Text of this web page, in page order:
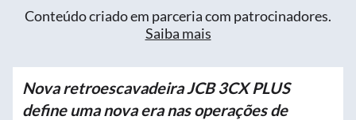
Conteúdo criado em parceria com patrocinadores.
Saiba mais
Nova retroescavadeira JCB 3CX PLUS
define uma nova era nas operações de